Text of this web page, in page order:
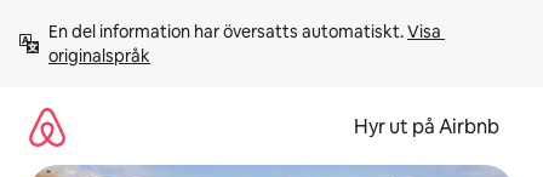
innehåll
En del information har översatts automatiskt. Visa
originalspråk
Hyr ut på Airbnb